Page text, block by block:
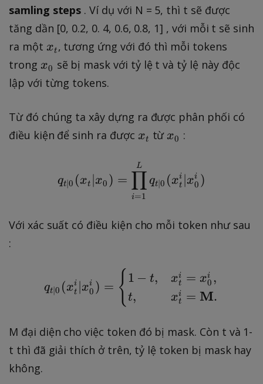
samling steps . Ví dụ với N = 5, thì t sẽ được
tăng dần [0, 0.2, 0. 4, 0.6, 0.8, 1] , với mỗi t sẽ sinh
ra một x
_
t
xt , tương ứng với đó thì mỗi tokens
trong x
_
x0 sẽ bị mask với tỷ lệ t và tỷ lệ này độc
lập với từng tokens.
Từ đó chúng ta xây dựng ra được phân phối có
điều kiện để sinh ra được x
t
xt từ x
x0 :
q_{t|0}(x_t | x_0) =
qt∣0 (xt x0 ) =
i=1
∏
L
qt∣0 (xt
i x0
i )
Với xác suất có điều kiện cho mỗi token như sau
:
q_{t|0}(x_t^i | x_0^i)
qt∣0 (xt
i x0
i ) = { 1 − t,
t,
xt
i = x0
i ,
xt
i = M.
M đại diện cho việc token đó bị mask. Còn t và 1-
t thì đã giải thích ở trên, tỷ lệ token bị mask hay
không.